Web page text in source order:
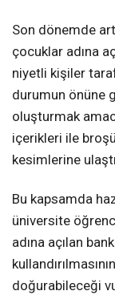
Son dönemde
çocuklar adına
niyetli kişiler
durumun önüne
oluşturmak
içerikleri ile
kesimlerine
Bu kapsamda
üniversite
adına açılan
doğurabileceği